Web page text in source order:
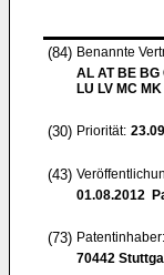
(84) Benannte
AL AT BE BG
LU LV MC
(30) Priorität:
(43)
01.08.2012
(73) Patentinhaber:
70442